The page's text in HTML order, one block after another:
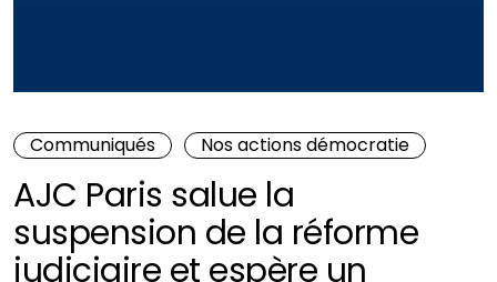
Communiqués Nos actions démocratie
AJC Paris salue la
suspension de la réforme
judiciaire et espère un